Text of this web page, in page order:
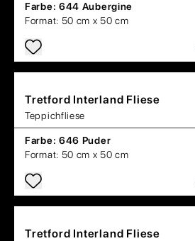
Farbe: 644 Aubergine
Format: 50 cm x 50 cm
Tretford Interland Fliese
Teppichfliese
Farbe: 646 Puder
Format: 50 cm x 50 cm
Tretford Interland Fliese